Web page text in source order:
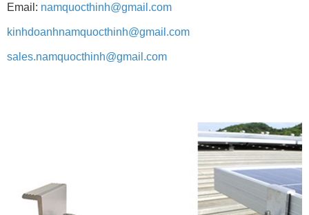
Email: namquocthinh@gmail.com
kinhdoanhnamquocthinh@gmail.com
sales.namquocthinh@gmail.com